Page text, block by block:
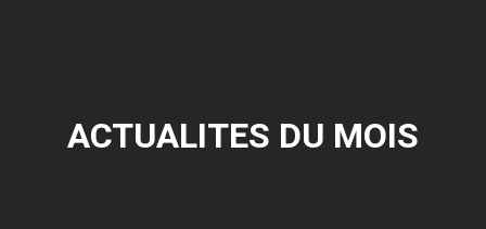
ACTUALITES DU MOIS